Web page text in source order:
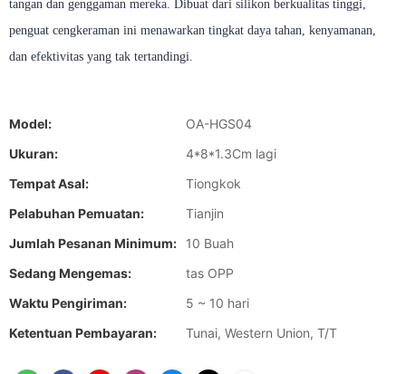
tangan dan genggaman mereka. Dibuat dari silikon berkualitas tinggi,
penguat cengkeraman ini menawarkan tingkat daya tahan, kenyamanan,
dan efektivitas yang tak tertandingi.
Model:
OA-HGS04
Ukuran:
4*8*1.3Cm lagi
Tempat Asal:
Tiongkok
Pelabuhan Pemuatan:
Tianjin
Jumlah Pesanan Minimum:
10 Buah
Sedang Mengemas:
tas OPP
Waktu Pengiriman:
5 ~ 10 hari
Ketentuan Pembayaran:
Tunai, Western Union, T/T